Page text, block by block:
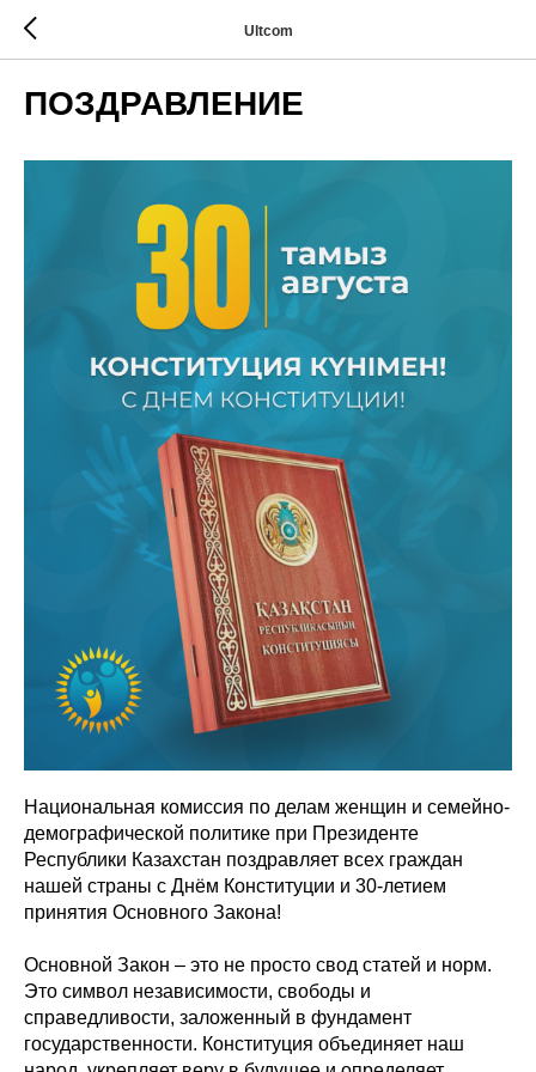
Ultcom
ПОЗДРАВЛЕНИЕ
Национальная комиссия по делам женщин и семейно-
демографической политике при Президенте
Республики Казахстан поздравляет всех граждан
нашей страны с Днём Конституции и 30-летием
принятия Основного Закона!
Основной Закон – это не просто свод статей и норм.
Это символ независимости, свободы и
справедливости, заложенный в фундамент
государственности. Конституция объединяет наш